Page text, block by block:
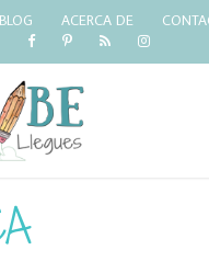
BLOG ACERCA DE